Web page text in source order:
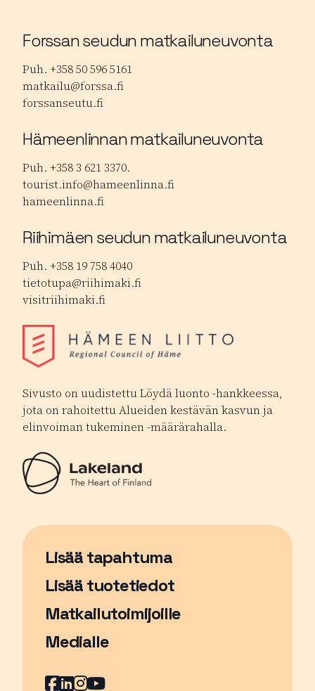
Forssan seudun matkailuneuvonta
Puh. +358 50 596 5161
matkailu@forssa.fi
forssanseutu.fi
Hämeenlinnan matkailuneuvonta
Puh. +358 3 621 3370.
tourist.info@hameenlinna.fi
hameenlinna.fi
Riihimäen seudun matkailuneuvonta
Puh. +358 19 758 4040
tietotupa@riihimaki.fi
visitriihimaki.fi
Sivusto on uudistettu Löydä luonto -hankkeessa,
jota on rahoitettu Alueiden kestävän kasvun ja
elinvoiman tukeminen -määrärahalla.
Lisää tapahtuma
Sivu avautuu uudessa ikkunassa
Lisää tuotetiedot
Matkailutoimijoille
Medialle